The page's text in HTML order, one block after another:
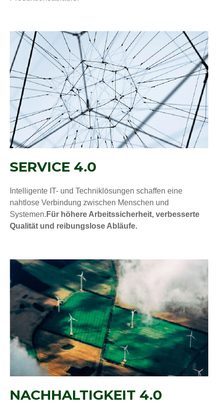
SERVICE 4.0
Intelligente IT- und Techniklösungen schaffen eine
nahtlose Verbindung zwischen Menschen und
Systemen. Für höhere Arbeitssicherheit, verbesserte
Qualität und reibungslose Abläufe.
NACHHALTIGKEIT 4.0